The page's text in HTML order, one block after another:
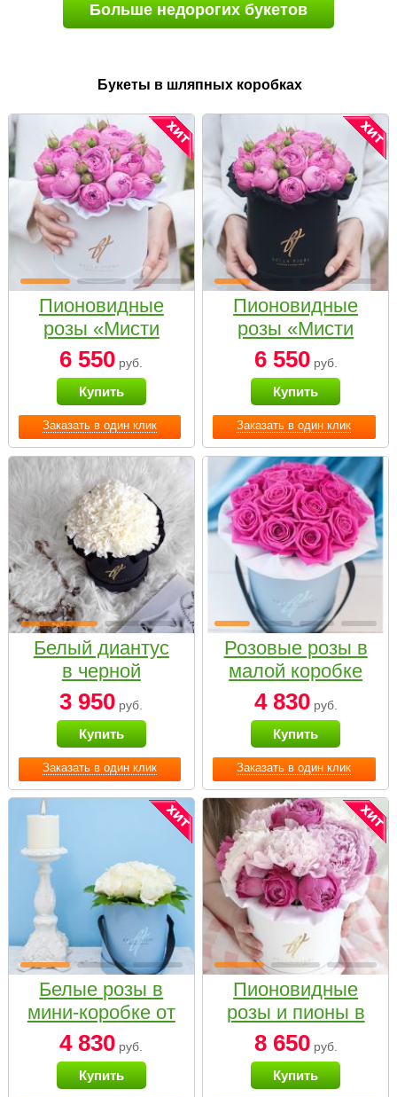
Больше недорогих букетов
Букеты в шляпных коробках
Заказать в один клик
Пионовидные
розы «Мисти
бабблс» в белой
коробке Small
6 550 руб.
Купить
Заказать в один клик
Пионовидные
розы «Мисти
бабблс» в
черной коробке
Small
6 550руб.
Купить
Заказать в один клик
Белый диантус
в черной
коробке Small
3 950 руб.
Купить
Заказать в один клик
Розовые розы в
малой коробке
4 830руб.
Купить
Белые розы в
мини-коробке от
Bella Fiori
4 830 руб.
Купить
Пионовидные
розы и пионы в
белой коробке
Small
8 650руб.
Купить